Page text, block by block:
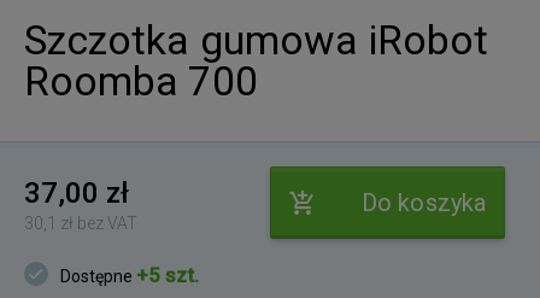
Szczotka gumowa iRobot
Roomba 700
37,00 zł
30,1 zł bez VAT
Do koszyka
Dostępne +5 szt.